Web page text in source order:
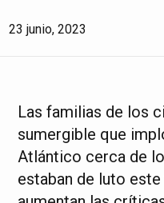
23 junio, 2023
Las familias de los
sumergible que
Atlántico cerca de
estaban de luto